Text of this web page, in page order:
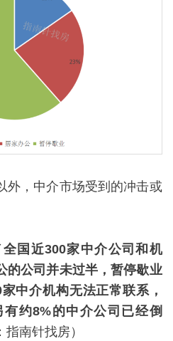
外，中介市场受到的冲击或
全国近300家中介公司和机
的公司并未过半，暂停歇业
中介机构无法正常联系，
约8%的中介公司已经倒
南针找房）